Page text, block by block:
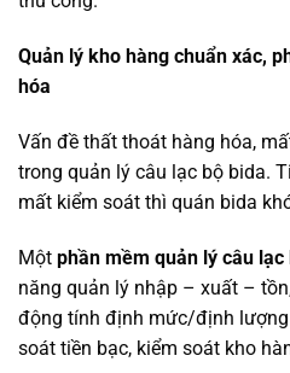
Quản lý kho hàng chuẩn xác,
hóa
Vấn đề thất thoát hàng hóa,
trong quản lý câu lạc bộ bida.
mất kiểm soát thì quán bida
Một phần mềm quản lý câu lạc
năng quản lý nhập – xuất –
động tính định mức/định lượng
soát tiền bạc, kiểm soát kho